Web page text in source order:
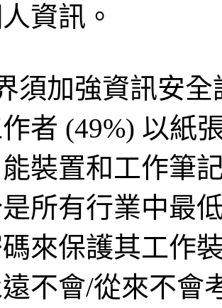
資訊。
須加強資訊安
者 (49%) 以紙
裝置和工作筆
所有行業中最
來保護其工作
不會/從來不會